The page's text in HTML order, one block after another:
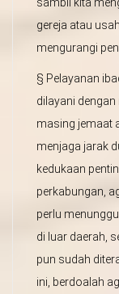
sambil kita
gereja atau
mengurangi
§ Pelayanan
dilayani
masing jemaat
menjaga jarak
kedukaan
perkabungan,
perlu
di luar daerah,
pun sudah
ini, berdoalah